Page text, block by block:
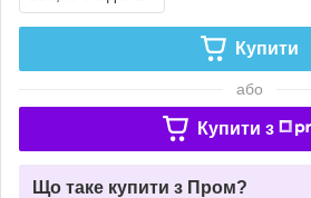
Купити
або
Купити з
Що таке купити з Пром?